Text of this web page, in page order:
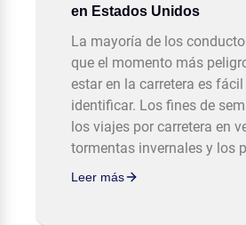
en Estados Unidos
La mayoría de los
que el momento más
estar en la carretera es fácil
identificar. Los fines de
los viajes por carretera en
tormentas invernales y los
Leer más